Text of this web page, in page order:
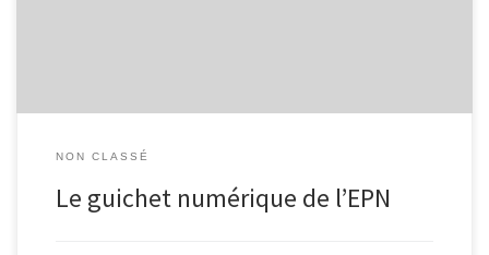
NON CLASSÉ
Le guichet numérique de l’EPN